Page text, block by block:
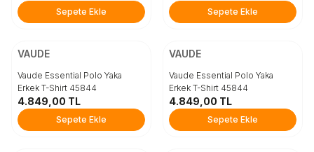
Sepete Ekle Sepete Ekle
Beden
L M S XL
Sepete Ekle
VAUDE
Vaude Essential Polo Yaka
Erkek T-Shirt 45844
4.849,00 TL
Sepete Ekle
Beden
L M
Sepete Ekle
VAUDE
Vaude Essential Polo Yaka
Erkek T-Shirt 45844
4.849,00 TL
Sepete Ekle